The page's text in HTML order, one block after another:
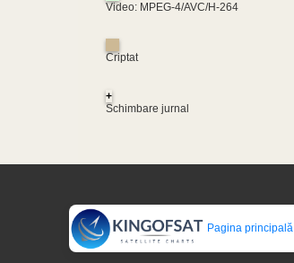
Video: MPEG-4/AVC/H-264
Criptat
+
Schimbare jurnal
Pagina principală